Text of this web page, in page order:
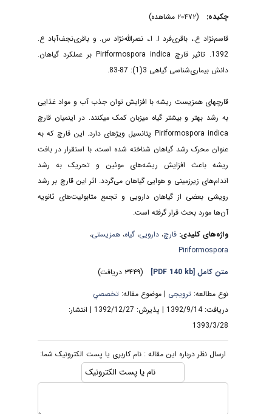
چکیده:
قاسم‌نژاد ع.، باقری‌فرد ا.‌ ا.، نصرالله‌نژاد س. و باقری‌نجف‌آباد ع.
1392. تاثیر قارچ Piriformospora indica بر عملکرد گیاهان.
دانش بیماری‌شناسی گیاهی 3(1): 87-83.
قارچ‏های همزیست ریشه با افزایش توان جذب آب و مواد غذایی
به رشد بهتر و بیشتر گیاه میزبان کمک می‏کنند. در این‏میان قارچ
Piriformospora indica پتانسیل ویژه‏ای دارد. این قارچ که به
عنوان محرک رشد گیاهان شناخته شده است، با استقرار در بافت
ریشه باعث افزایش ریشه‌های موئین و تحریک به رشد
اندام‌های زیرزمینی و هوایی گیاهان می‌گردد. اثر این قارچ بر رشد
رویشی بعضی از گیاهان دارویی و تجمع متابولیت‌های ثانویه
آن‌ها مورد بحث قرار گرفته است.
واژه‌های کلیدی:قارچ،دارویی،گیاه،همزیستی،
Piriformospora
متن کامل[PDF 140 kb]
نوع مطالعه:ترویجی| موضوع مقاله:تخصصي
دریافت: 1392/9/14 | پذیرش: 1392/12/27 | انتشار:
1393/3/28
ارسال نظر درباره این مقاله : نام کاربری یا پست الکترونیک شما: